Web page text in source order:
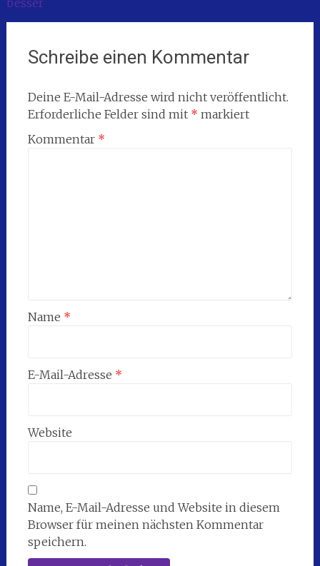
besser
Schreibe einen Kommentar
Deine E-Mail-Adresse wird nicht veröffentlicht.
Erforderliche Felder sind mit * markiert
Kommentar *
Name *
E-Mail-Adresse *
Website
Name, E-Mail-Adresse und Website in diesem
Browser für meinen nächsten Kommentar
speichern.